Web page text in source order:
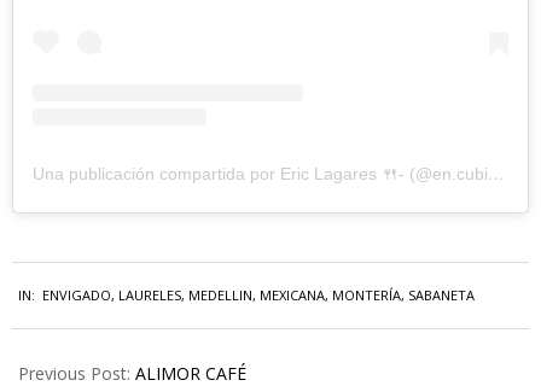
Una publicación compartida por Eric Lagares 🍴- (@en.cubiertos)
IN: ENVIGADO, LAURELES, MEDELLIN, MEXICANA, MONTERÍA, SABANETA
Previous Post: ALIMOR CAFÉ